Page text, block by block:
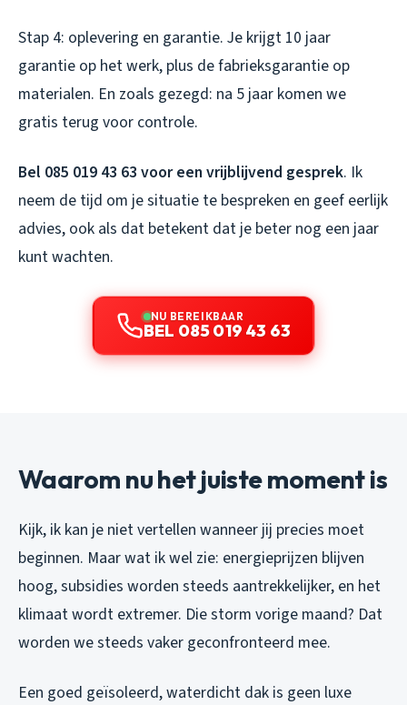
Stap 4: oplevering en garantie. Je krijgt 10 jaar
garantie op het werk, plus de fabrieksgarantie op
materialen. En zoals gezegd: na 5 jaar komen we
gratis terug voor controle.
Bel 085 019 43 63 voor een vrijblijvend gesprek. Ik
neem de tijd om je situatie te bespreken en geef eerlijk
advies, ook als dat betekent dat je beter nog een jaar
kunt wachten.
NU BEREIKBAAR
BEL 085 019 43 63
Waarom nu het juiste moment is
Kijk, ik kan je niet vertellen wanneer jij precies moet
beginnen. Maar wat ik wel zie: energieprijzen blijven
hoog, subsidies worden steeds aantrekkelijker, en het
klimaat wordt extremer. Die storm vorige maand? Dat
worden we steeds vaker geconfronteerd mee.
Een goed geïsoleerd, waterdicht dak is geen luxe